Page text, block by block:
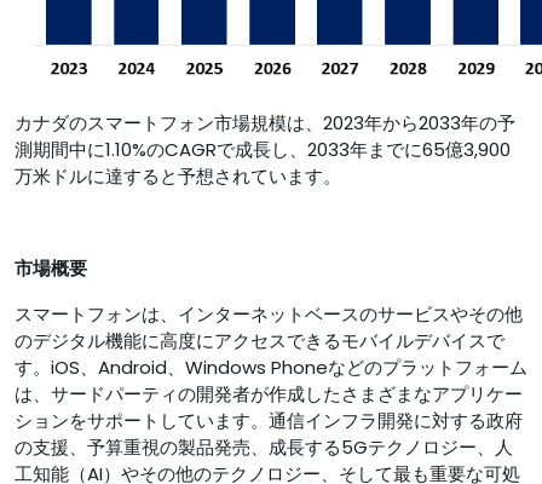
カナダのスマートフォン市場規模は、2023年から2033年の予
測期間中に1.10%のCAGRで成長し、2033年までに65億3,900
万米ドルに達すると予想されています。
市場概要
スマートフォンは、インターネットベースのサービスやその他
のデジタル機能に高度にアクセスできるモバイルデバイスで
す。iOS、Android、Windows Phoneなどのプラットフォーム
は、サードパーティの開発者が作成したさまざまなアプリケー
ションをサポートしています。通信インフラ開発に対する政府
の支援、予算重視の製品発売、成長する5Gテクノロジー、人
工知能（AI）やその他のテクノロジー、そして最も重要な可処